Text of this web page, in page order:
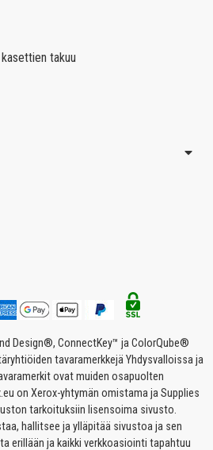
takuu
Design®, ConnectKey™ ja ColorQube®
tavaramerkkejä Yhdysvalloissa ja
ovat muiden osapuolten
on Xerox-yhtymän omistama ja Supplies
tarkoituksiin lisensoima sivusto.
hallitsee ja ylläpitää sivustoa ja sen
erillään ja kaikki verkkoasiointi tapahtuu